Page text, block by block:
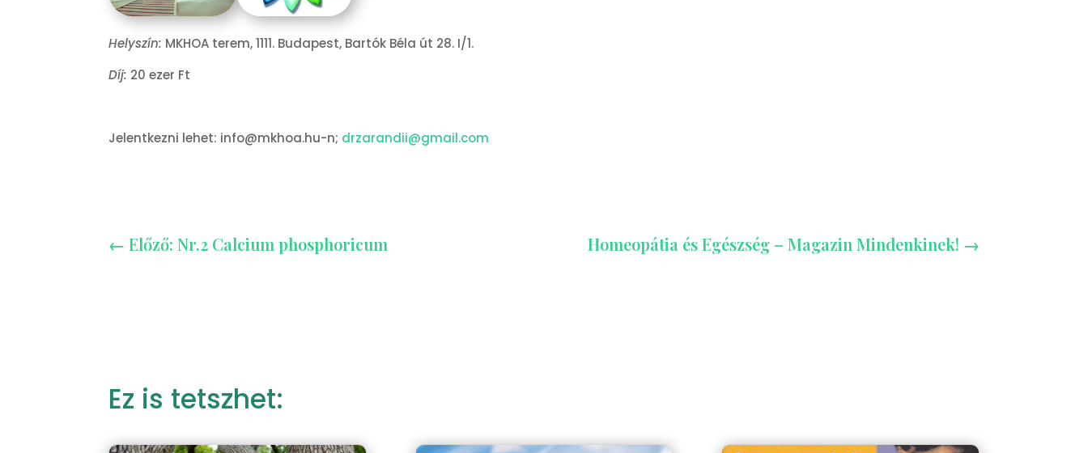
Helyszín: MKHOA terem, 1111. Budapest, Bartók Béla út 28. I/1.
Díj: 20 ezer Ft
Jelentkezni lehet: info@mkhoa.hu-n; drzarandii@gmail.com
←Előző: Nr.2 Calcium phosphoricum Homeopátia és Egészség – Magazin Mindenkinek! →
Ez is tetszhet: